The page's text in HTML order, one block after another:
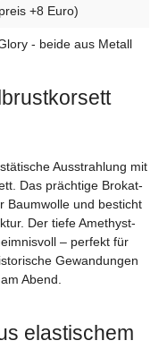
+8 Euro)
- beide aus Metall
Ausstrahlung mit
Das prächtige Brokat-
Baumwolle und besticht
Der tiefe Amethyst-
– perfekt für
Gewandungen
Abend.
elastischem